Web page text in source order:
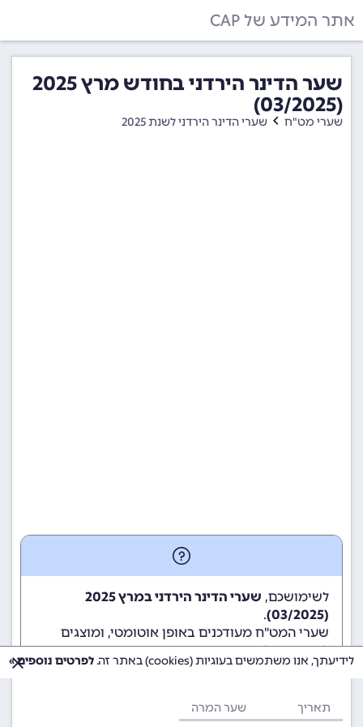
אתר המידע של CAP
שער הדינר הירדני בחודש מרץ 2025
(03/2025)
שערי מט"ח שערי הדינר הירדני לשנת 2025
לשימושכם,
שערי הדינר הירדני במרץ 2025
(03/2025)
.
שערי המט"ח מעודכנים באופן אוטומטי, ומוצגים
לשימוש גולשי ומשתמשי האתר.
תאריך שער המרה
לידיעתך, אנו משתמשים בעוגיות (cookies) באתר זה. לפרטים נוספים »